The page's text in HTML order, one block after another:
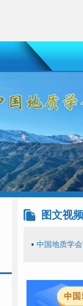
图文视频
▪ 中国地质学会